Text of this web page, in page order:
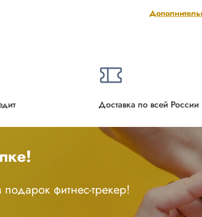
Доставка по всей России
фитнес-трекер!